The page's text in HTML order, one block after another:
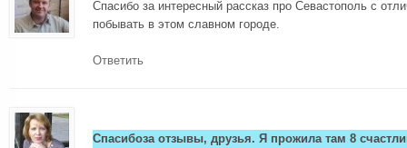
Спасибо за интересный рассказ про Севастополь с
побывать в этом славном городе.
Ответить
Спасибоза отзывы, друзья. Я прожила там 8